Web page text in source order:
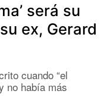
será su
ex, Gerard
cuando “el
no había más